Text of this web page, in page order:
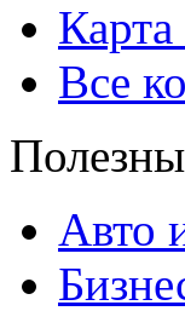
Карта
Все
Авто